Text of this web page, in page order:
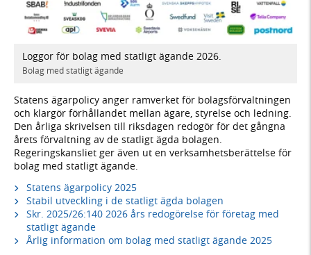
Loggor för bolag med statligt ägande 2026.
Bolag med statligt ägande
Statens ägarpolicy anger ramverket för bolagsförvaltningen
och klargör förhållandet mellan ägare, styrelse och ledning.
Den årliga skrivelsen till riksdagen redogör för det gångna
årets förvaltning av de statligt ägda bolagen.
Regeringskansliet ger även ut en verksamhetsberättelse för
bolag med statligt ägande.
Statens ägarpolicy 2025
Stabil utveckling i de statligt ägda bolagen
Skr. 2025/26:140 2026 års redogörelse för företag med
statligt ägande
Årlig information om bolag med statligt ägande 2025